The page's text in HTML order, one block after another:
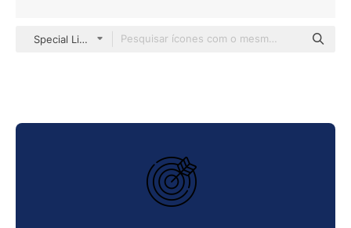
Special Lineal